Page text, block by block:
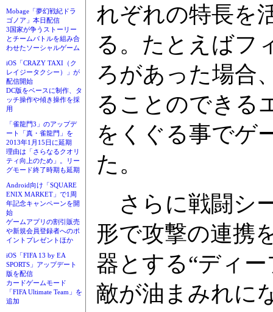
Mobage「夢幻戦紀ドラ
ゴノア」本日配信
3国家が争うストーリー
とチームバトルを組み合
わせたソーシャルゲーム
iOS「CRAZY TAXI（ク
レイジータクシー）」が
配信開始
DC版をベースに制作、タ
ッチ操作や傾き操作を採
用
「雀龍門3」のアップデ
ート「真・雀龍門」を
2013年1月15日に延期
理由は「さらなるクオリ
ティ向上のため」。リー
グモード終了時期も延期
Android向け「SQUARE
ENIX MARKET」で1周
年記念キャンペーンを開
始
ゲームアプリの割引販売
や新規会員登録者へのポ
イントプレゼントほか
iOS「FIFA 13 by EA
SPORTS」アップデート
版を配信
カードゲームモード
「FIFA Ultimate Team」を
追加
れぞれの特長を
る。たとえばフ
ろがあった場合
ることのできる
をくぐる事でゲ
た。
さらに戦闘シ
形で攻撃の連携
器とする“ディ
敵が油まみれに